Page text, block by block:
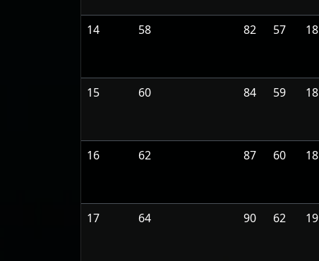
14 58 82 57 18
15 60 84 59 18
16 62 87 60 18
17 64 90 62 19